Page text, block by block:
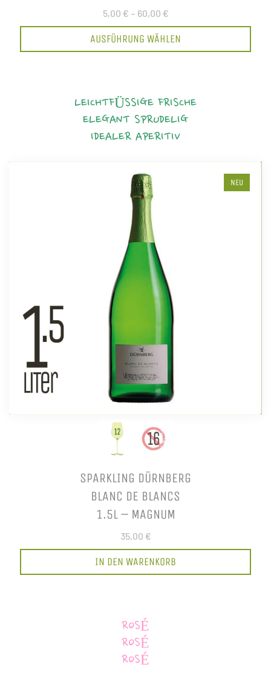
5,00 € – 60,00 €
AUSFÜHRUNG WÄHLEN
LEICHTFÜSSIGE FRISCHE
ELEGANT SPRUDELIG
IDEALER APERITIV
NEU
SPARKLING DÜRNBERG
BLANC DE BLANCS
1.5L – MAGNUM
35,00 €
IN DEN WARENKORB
ROSÉ
ROSÉ
ROSÉ